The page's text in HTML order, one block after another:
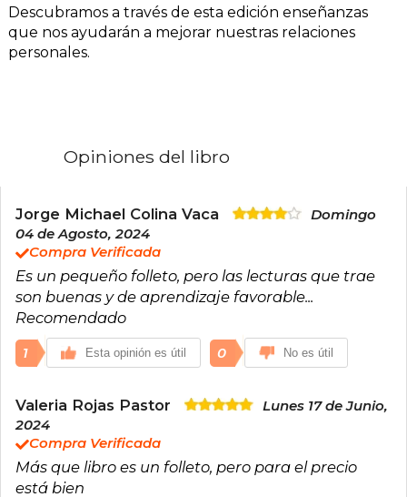
Descubramos a través de esta edición enseñanzas
que nos ayudarán a mejorar nuestras relaciones
personales.
Opiniones del libro
Jorge Michael Colina Vaca
Domingo
04 de Agosto, 2024
Compra Verificada
Es un pequeño folleto, pero las lecturas que trae
son buenas y de aprendizaje favorable...
Recomendado
1 Esta opinión es útil 0 No es útil
Valeria Rojas Pastor
Lunes 17 de Junio,
2024
Compra Verificada
Más que libro es un folleto, pero para el precio
está bien